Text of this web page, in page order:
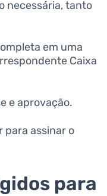
necessária, tanto
em uma
Caixa
e aprovação.
para assinar o
para